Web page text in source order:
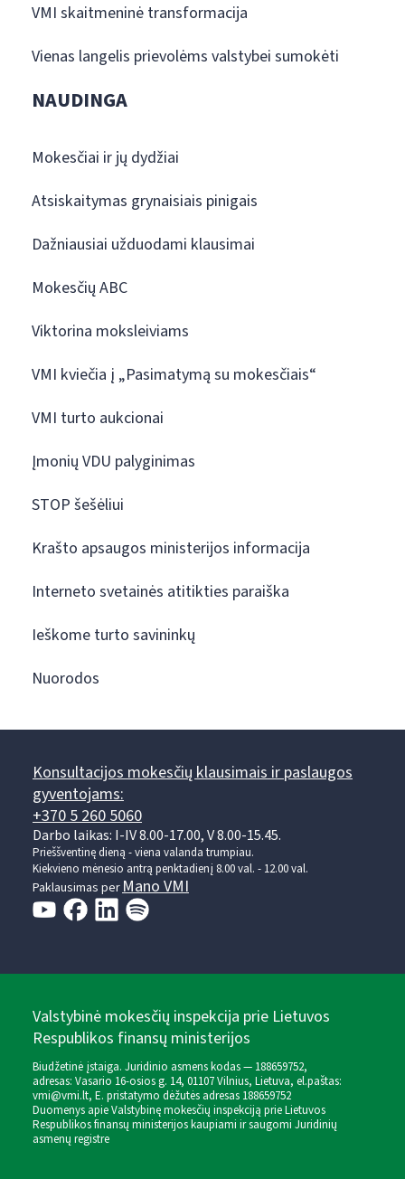
VMI skaitmeninė transformacija
Vienas langelis prievolėms valstybei sumokėti
NAUDINGA
Mokesčiai ir jų dydžiai
Atsiskaitymas grynaisiais pinigais
Dažniausiai užduodami klausimai
Mokesčių ABC
Viktorina moksleiviams
VMI kviečia į „Pasimatymą su mokesčiais“
VMI turto aukcionai
Įmonių VDU palyginimas
STOP šešėliui
Krašto apsaugos ministerijos informacija
Interneto svetainės atitikties paraiška
Ieškome turto savininkų
Nuorodos
Konsultacijos mokesčių klausimais ir paslaugos
gyventojams:
+370 5 260 5060
Darbo laikas: I-IV 8.00-17.00, V 8.00-15.45.
Prieššventinę dieną - viena valanda trumpiau.
Kiekvieno mėnesio antrą penktadienį 8.00 val. - 12.00 val.
Paklausimas perMano VMI
Valstybinė mokesčių inspekcija prie Lietuvos
Respublikos finansų ministerijos
Biudžetinė įstaiga. Juridinio asmens kodas — 188659752,
adresas: Vasario 16-osios g. 14, 01107 Vilnius, Lietuva, el.paštas:
vmi@vmi.lt, E. pristatymo dėžutės adresas 188659752
Duomenys apie Valstybinę mokesčių inspekciją prie Lietuvos
Respublikos finansų ministerijos kaupiami ir saugomi Juridinių
asmenų registre